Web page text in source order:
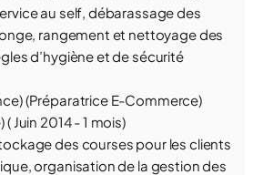
au self, débarassage des
rangement et nettoyage des
d’hygiène et de sécurité
(Préparatrice E-Commerce)
Juin 2014 - 1 mois)
des courses pour les clients
organisation de la gestion des